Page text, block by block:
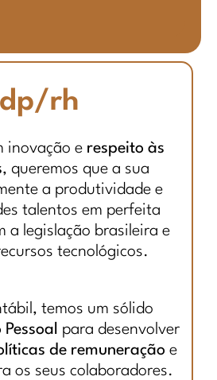
dp/rh
inovação e respeito às
, queremos que a sua
a produtividade e
talentos em perfeita
a legislação brasileira e
tecnológicos.
temos um sólido
para desenvolver
de remuneração e
os seus colaboradores.